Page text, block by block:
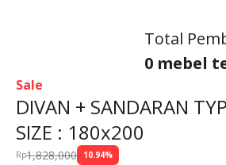
Total
0 mebel
Sale
DIVAN + SANDARAN
SIZE : 180x200
Rp1,828,000 10.94%